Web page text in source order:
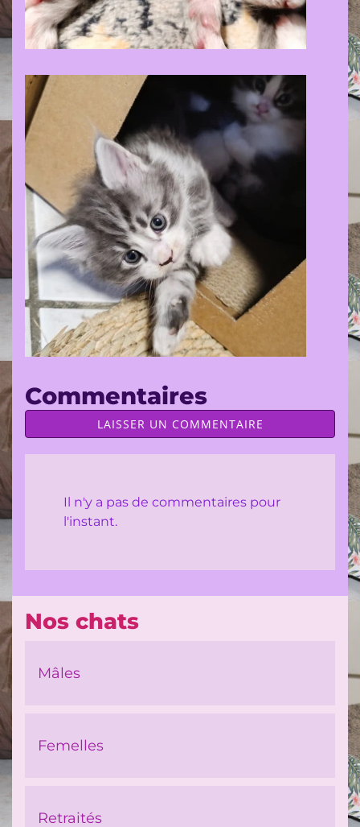
Commentaires
LAISSER UN COMMENTAIRE
Il n'y a pas de commentaires pour
l'instant.
Nos chats
Mâles
Femelles
Retraités